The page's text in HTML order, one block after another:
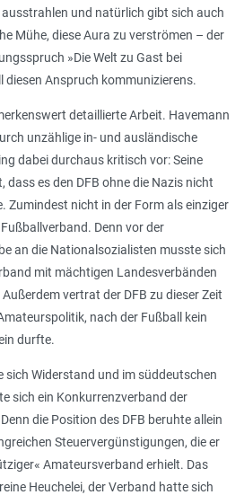
und natürlich gibt sich auch
Mühe, diese Aura zu verströmen – der
»Die Welt zu Gast bei
diesen Anspruch kommunizierens.
detaillierte Arbeit. Havemann
unzählige in- und ausländische
dabei durchaus kritisch vor: Seine
dass es den DFB ohne die Nazis nicht
Zumindest nicht in der Form als einziger
Denn vor der
an die Nationalsozialisten musste sich
mit mächtigen Landesverbänden
vertrat der DFB zu dieser Zeit
nach der Fußball kein
durfte.
sich Widerstand und im süddeutschen
sich ein Konkurrenzverband der
die Position des DFB beruhte allein
Steuervergünstigungen, die er
Amateursverband erhielt. Das
Heuchelei, der Verband hatte sich